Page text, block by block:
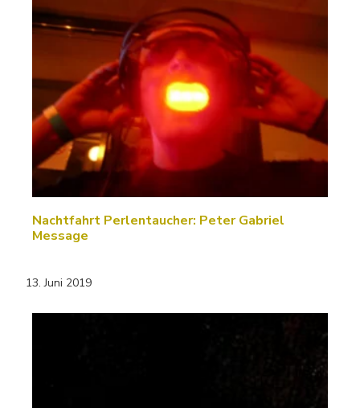
Nachtfahrt Perlentaucher: Peter Gabriel
Message
13. Juni 2019